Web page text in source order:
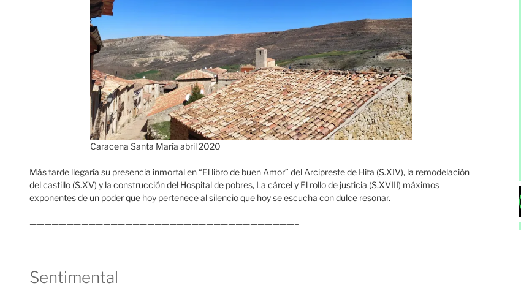
Caracena Santa María abril 2020
Más tarde llegaría su presencia inmortal en “El libro de buen Amor” del Arcipreste de Hita (S.XIV), la remodelación
del castillo (S.XV) y la construcción del Hospital de pobres, La cárcel y El rollo de justicia (S.XVIII) máximos
exponentes de un poder que hoy pertenece al silencio que hoy se escucha con dulce resonar.
————————————————————————————————————–
Sentimental